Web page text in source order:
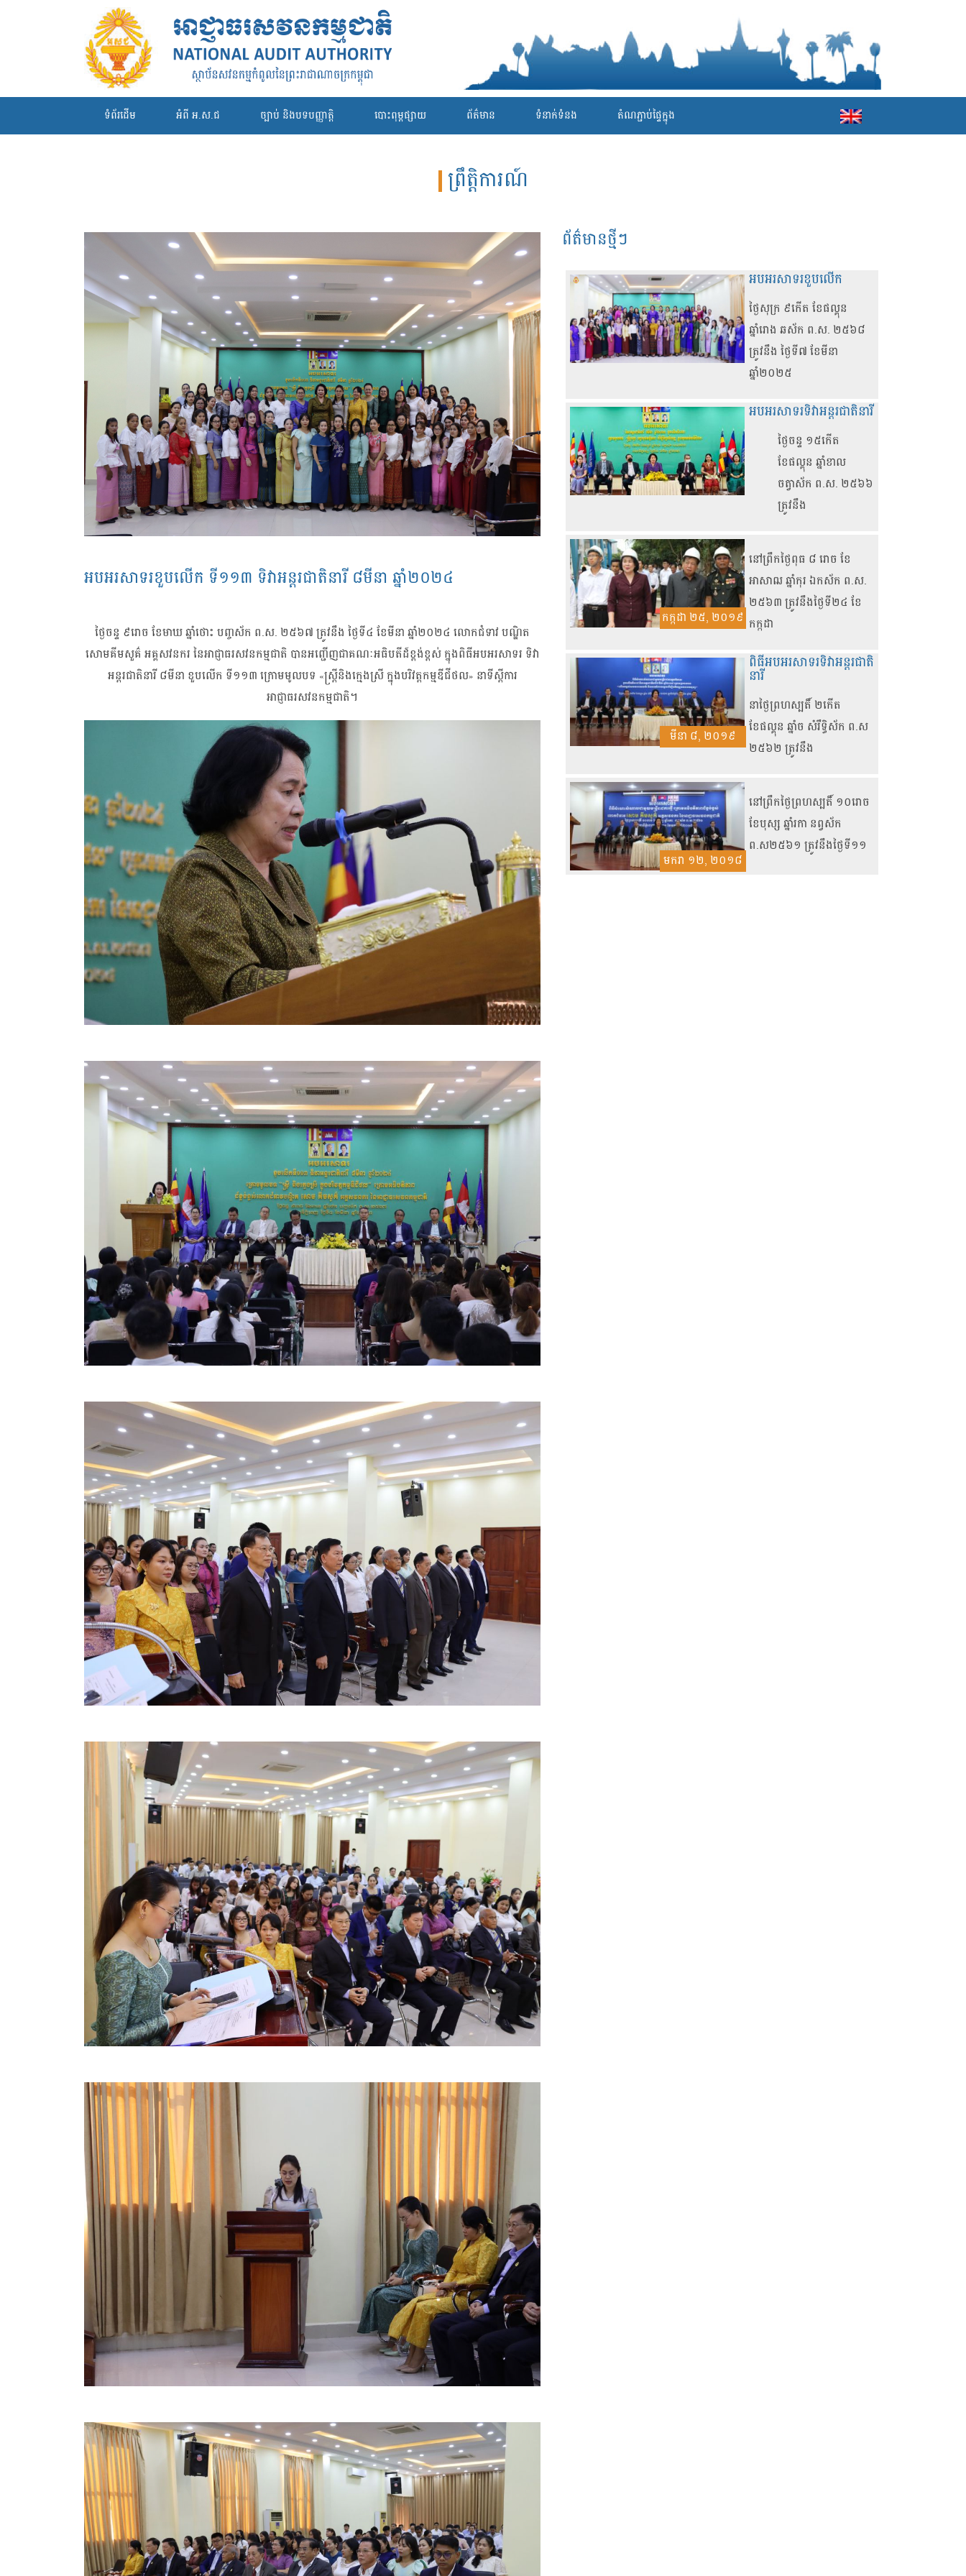
ទំព័រដើម អំពី អ.ស.ជ ច្បាប់ និងបទបញ្ញាត្តិ បោះពុម្ពផ្សាយ ព័ត៌មាន ទំនាក់ទំនង តំណភ្ជាប់ផ្ទៃក្នុង
ព្រឹត្តិការណ៍
អបអរសាទរខួបលើក ទី១១៣ ទិវាអន្តរជាតិនារី ៨មីនា ឆ្នាំ២០២៤
ថ្ងៃចន្ទ ៩រោច ខែមាឃ ឆ្នាំថោះ បញ្ចស័ក ព.ស. ២៥៦៧ ត្រូវនឹង ថ្ងៃទី៤ ខែមីនា ឆ្នាំ២០២៤ លោកជំទាវ បណ្ឌិត
សោមគីមសួគ៌ អគ្គសវនករ នៃអាជ្ញាធរសវនកម្មជាតិ បានអញ្ជើញជាគណៈអធិបតីដ៍ខ្ពង់ខ្ពស់ ក្នុងពិធីអបអរសាទរ ទិវា
អន្តរជាតិនារី ៨មីនា ខួបលើក ទី១១៣ ក្រោមមូលបទ «ស្ត្រីនិងក្មេងស្រី ក្នុងបរិវត្តកម្មឌីជីថល» នាទីស្តីការ
អាជ្ញាធរសវនកម្មជាតិ។
ព័ត៌មានថ្មីៗ
អបអរសាទរខួបលើក
ថ្ងៃសុក្រ ៩កើត ខែផល្គុន
ឆ្នាំរោង ឆស័ក ព.ស. ២៥៦៨
ត្រូវនឹង ថ្ងៃទី៧ ខែមីនា
ឆ្នាំ២០២៥
អបអរសាទរទិវាអន្តរជាតិនារី
ថ្ងៃចន្ទ ១៥កើត
ខែផល្គុន ឆ្នាំខាល
ចត្វាស័ក ព.ស. ២៥៦៦
ត្រូវនឹង
កក្កដា ២៥, ២០១៩
នៅព្រឹកថ្ងៃពុធ ៨ រោច ខែ
អាសាឍ ឆ្នាំកុរ ឯកស័ក ព.ស.
២៥៦៣ ត្រូវនឹងថ្ងៃទី២៤ ខែ
កក្កដា
មីនា ៨, ២០១៩
ពិធីអបអរសាទរទិវាអន្តរជាតិ
នារី
នាថ្ងៃព្រហស្បតិ៍ ២កើត
ខែផល្គុន ឆ្នាំច សំរឹទ្ធិស័ក ព.ស
២៥៦២ ត្រូវនឹង
មករា ១២, ២០១៨
នៅ​ព្រឹក​ថ្ងៃ​ព្រហស្បតិ៍ ១០រោច
ខែបុស្ស ឆ្នាំរកា នព្វស័ក
ព.ស២៥៦១ ត្រូវ​នឹង​ថ្ងៃទី១១